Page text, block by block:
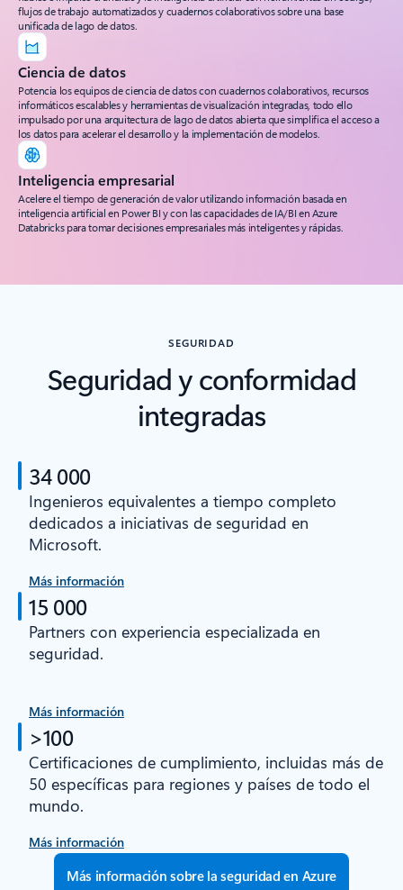
flujos de trabajo automatizados y cuadernos colaborativos sobre una base
unificada de lago de datos.
Ciencia de datos
Potencia los equipos de ciencia de datos con cuadernos colaborativos, recursos
informáticos escalables y herramientas de visualización integradas, todo ello
impulsado por una arquitectura de lago de datos abierta que simplifica el acceso a
los datos para acelerar el desarrollo y la implementación de modelos.
Inteligencia empresarial
Acelere el tiempo de generación de valor utilizando información basada en
inteligencia artificial en Power BI y con las capacidades de IA/BI en Azure
Databricks para tomar decisiones empresariales más inteligentes y rápidas.
SEGURIDAD
Seguridad y conformidad
integradas
34 000
Ingenieros equivalentes a tiempo completo
dedicados a iniciativas de seguridad en
Microsoft.
Más información
15 000
Partners con experiencia especializada en
seguridad.
Más información
>100
Certificaciones de cumplimiento, incluidas más de
50 específicas para regiones y países de todo el
mundo.
Más información
Más información sobre la seguridad en Azure